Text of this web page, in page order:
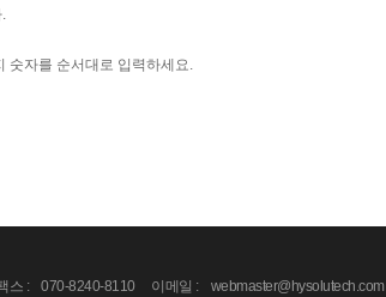
숫자를 순서대로 입력하세요.
스 : 070-8240-8110 이메일 : webmaster@hysolutech.com